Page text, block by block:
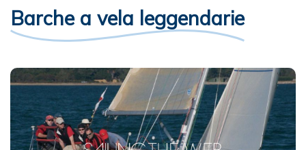
Barche a vela leggendarie